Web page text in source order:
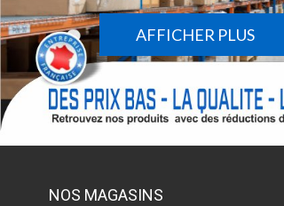
AFFICHER PLUS
NOS MAGASINS